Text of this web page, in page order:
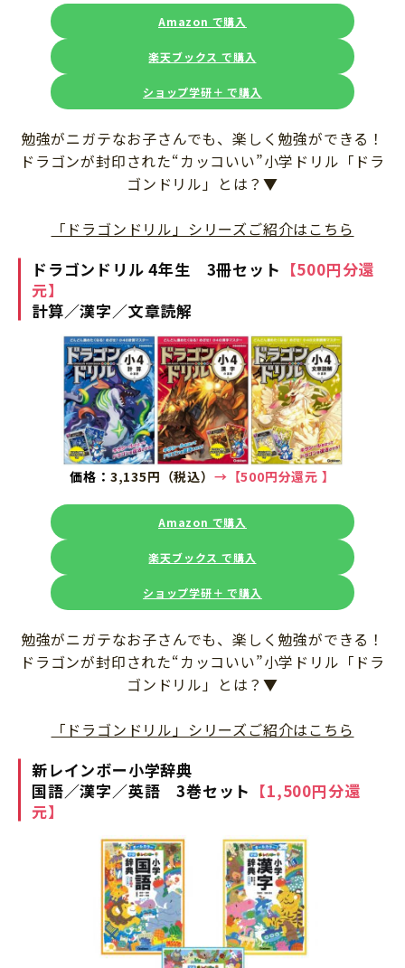
Amazon で購入
楽天ブックス で購入
ショップ学研＋ で購入
勉強がニガテなお子さんでも、楽しく勉強ができる！
ドラゴンが封印された“カッコいい”小学ドリル「ドラ
ゴンドリル」とは？▼
「ドラゴンドリル」シリーズご紹介はこちら
ドラゴンドリル 4年生 3冊セット 【500円分還
元】
計算／漢字／文章読解
価格： 3,135円（税込） → 【500円分還元 】
Amazon で購入
楽天ブックス で購入
ショップ学研＋ で購入
勉強がニガテなお子さんでも、楽しく勉強ができる！
ドラゴンが封印された“カッコいい”小学ドリル「ドラ
ゴンドリル」とは？▼
「ドラゴンドリル」シリーズご紹介はこちら
新レインボー小学辞典
国語／漢字／英語 3巻セット 【1,500円分還
元】